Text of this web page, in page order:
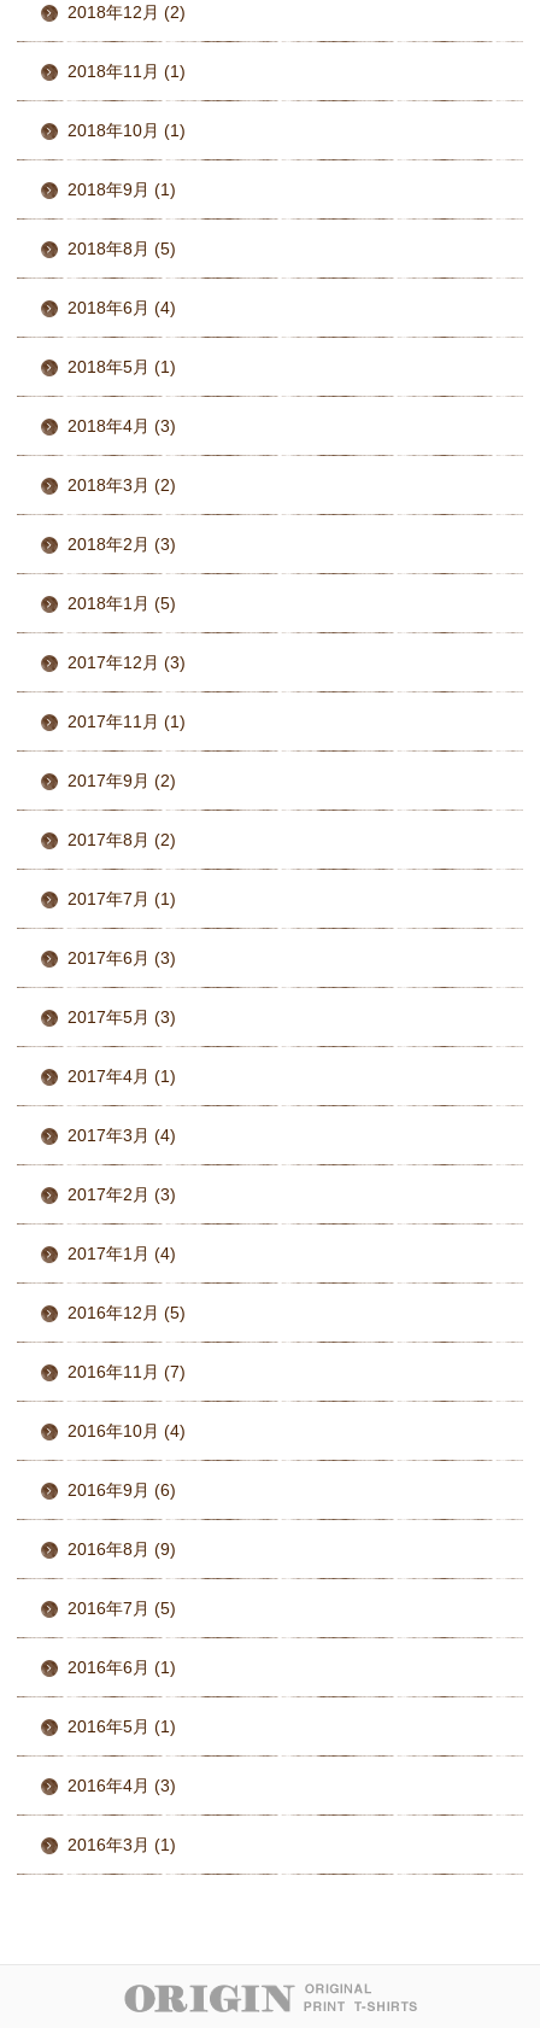
2018年12月 (2)
2018年11月 (1)
2018年10月 (1)
2018年9月 (1)
2018年8月 (5)
2018年6月 (4)
2018年5月 (1)
2018年4月 (3)
2018年3月 (2)
2018年2月 (3)
2018年1月 (5)
2017年12月 (3)
2017年11月 (1)
2017年9月 (2)
2017年8月 (2)
2017年7月 (1)
2017年6月 (3)
2017年5月 (3)
2017年4月 (1)
2017年3月 (4)
2017年2月 (3)
2017年1月 (4)
2016年12月 (5)
2016年11月 (7)
2016年10月 (4)
2016年9月 (6)
2016年8月 (9)
2016年7月 (5)
2016年6月 (1)
2016年5月 (1)
2016年4月 (3)
2016年3月 (1)